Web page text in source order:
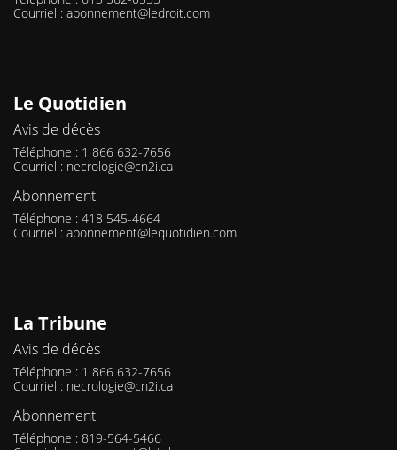
Courriel : abonnement@ledroit.com
Le Quotidien
Avis de décès
Téléphone : 1 866 632-7656
Courriel : necrologie@cn2i.ca
Abonnement
Téléphone : 418 545-4664
Courriel : abonnement@lequotidien.com
La Tribune
Avis de décès
Téléphone : 1 866 632-7656
Courriel : necrologie@cn2i.ca
Abonnement
Téléphone : 819-564-5466